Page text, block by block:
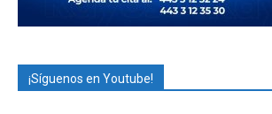
¡Síguenos en Youtube!